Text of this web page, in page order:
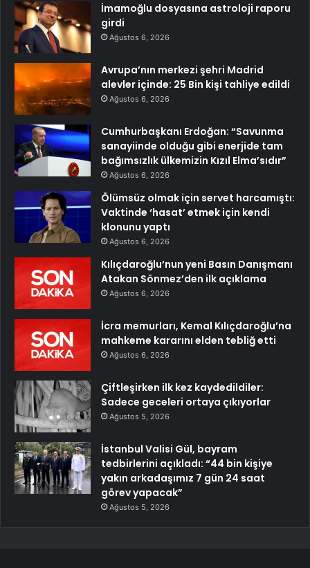
İmamoğlu dosyasına astroloji raporu
girdi
Ağustos 6, 2026
Avrupa’nın merkezi şehri Madrid
alevler içinde: 25 Bin kişi tahliye edildi
Ağustos 6, 2026
Cumhurbaşkanı Erdoğan: “Savunma
sanayiinde olduğu gibi enerjide tam
bağımsızlık ülkemizin Kızıl Elma’sıdır”
Ağustos 6, 2026
Ölümsüz olmak için servet harcamıştı:
Vaktinde ‘hasat’ etmek için kendi
klonunu yaptı
Ağustos 6, 2026
Kılıçdaroğlu’nun yeni Basın Danışmanı
Atakan Sönmez’den ilk açıklama
Ağustos 6, 2026
İcra memurları, Kemal Kılıçdaroğlu’na
mahkeme kararını elden tebliğ etti
Ağustos 6, 2026
Çiftleşirken ilk kez kaydedildiler:
Sadece geceleri ortaya çıkıyorlar
Ağustos 5, 2026
İstanbul Valisi Gül, bayram
tedbirlerini açıkladı: “44 bin kişiye
yakın arkadaşımız 7 gün 24 saat
görev yapacak”
Ağustos 5, 2026